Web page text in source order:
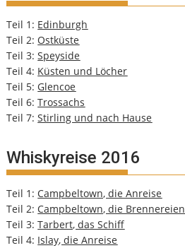
Teil 1: Edinburgh
Teil 2: Ostküste
Teil 3:Speyside
Teil 4: Küsten und Löcher
Teil 5: Glencoe
Teil 6:Trossachs
Teil 7:Stirling und nach Hause
Whiskyreise 2016
Teil 1: Campbeltown, die Anreise
Teil 2: Campbeltown, die Brennereien
Teil 3:Tarbert, das Schiff
Teil 4: Islay, die Anreise